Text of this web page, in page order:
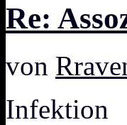
Re:
von
Infektion